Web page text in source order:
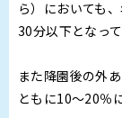
ら）においても
30分以下となって
また降園後の外
ともに10〜20％